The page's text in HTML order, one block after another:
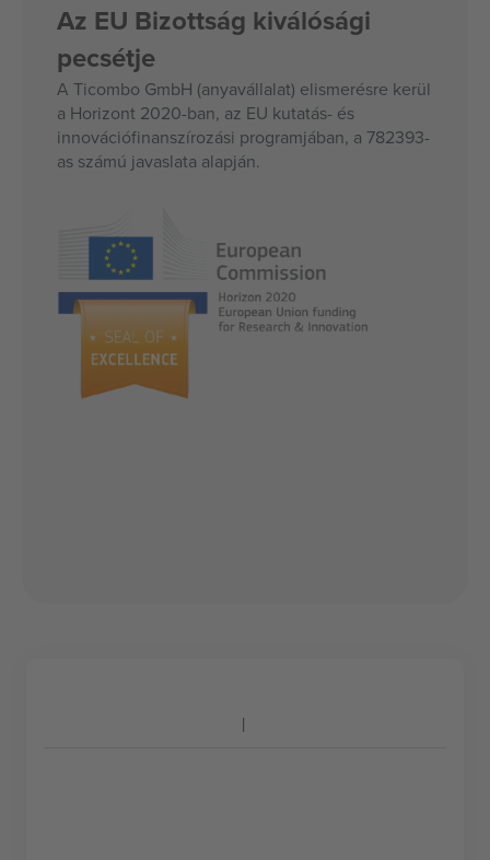
Az EU Bizottság kiválósági
pecsétje
A Ticombo GmbH (anyavállalat) elismerésre kerül
a Horizont 2020-ban, az EU kutatás- és
innovációfinanszírozási programjában, a 782393-
as számú javaslata alapján.